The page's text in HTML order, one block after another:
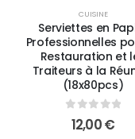
CUISINE
Serviettes en
Professionnelles
Restauration et
Traiteurs à la
(18x80pcs)
0sur 5
12,00€